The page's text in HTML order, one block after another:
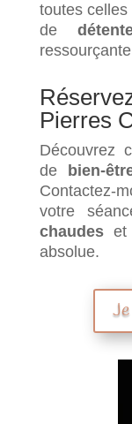
toutes
de
Pierres
Découvrez
de
bien-
Contactez-
votre
chaudeset
absolue.